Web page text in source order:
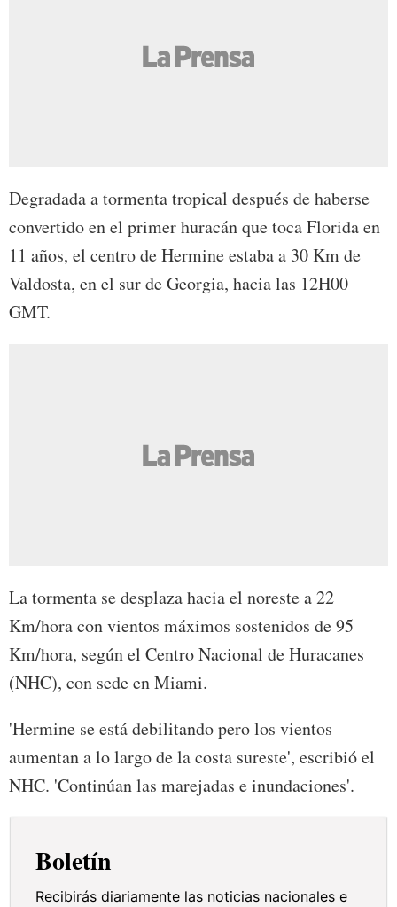
Degradada a tormenta tropical después de haberse
convertido en el primer huracán que toca Florida en
11 años, el centro de Hermine estaba a 30 Km de
Valdosta, en el sur de Georgia, hacia las 12H00
GMT.
La tormenta se desplaza hacia el noreste a 22
Km/hora con vientos máximos sostenidos de 95
Km/hora, según el Centro Nacional de Huracanes
(NHC), con sede en Miami.
'Hermine se está debilitando pero los vientos
aumentan a lo largo de la costa sureste', escribió el
NHC. 'Continúan las marejadas e inundaciones'.
Boletín
Recibirás diariamente las noticias nacionales e